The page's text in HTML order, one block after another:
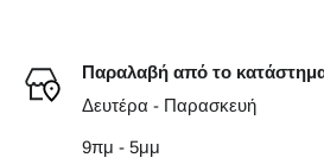
Παραλαβή από το
Δευτέρα - Παρασκευή
9πμ - 5μμ